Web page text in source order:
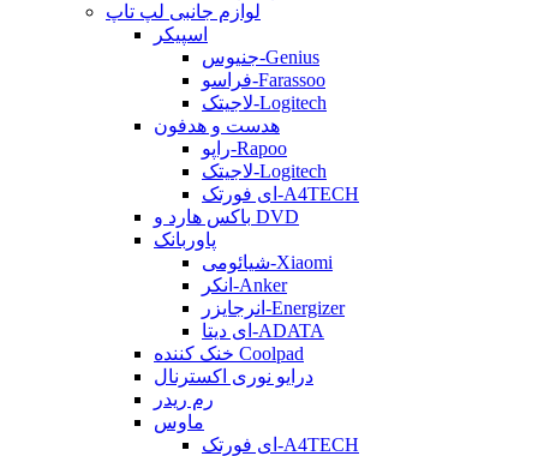
لوازم جانبی لپ تاپ
اسپیکر
جنیوس-Genius
فراسو-Farassoo
لاجیتک-Logitech
هدست و هدفون
راپو-Rapoo
لاجیتک-Logitech
ای فورتک-A4TECH
باکس هارد و DVD
پاوربانک
شیائومی-Xiaomi
انکر-Anker
انرجایزر-Energizer
ای دیتا-ADATA
خنک کننده Coolpad
درایو نوری اکسترنال
رم ریدر
ماوس
ای فورتک-A4TECH